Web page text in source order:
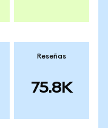
Reseñas
75.8K